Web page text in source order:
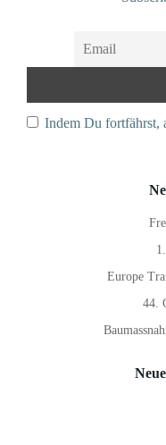
Indem Du fortfährst,
Europe
44.